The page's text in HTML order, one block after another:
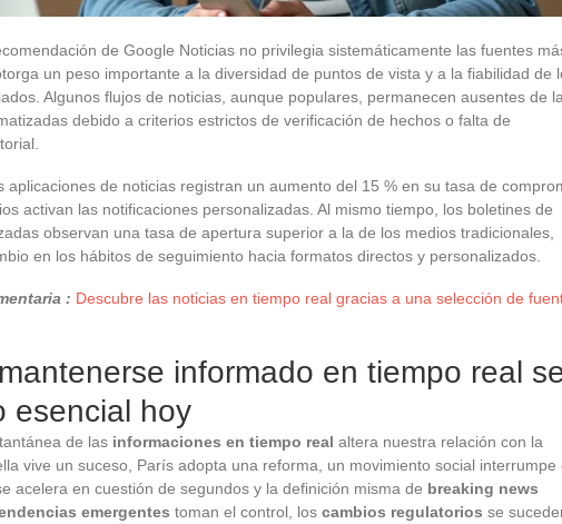
de Google Noticias no privilegia sistemáticamente las fuentes
un peso importante a la diversidad de puntos de vista y a la fiabilidad de
Algunos flujos de noticias, aunque populares, permanecen ausentes de
debido a criterios estrictos de verificación de hechos o falta de
aplicaciones de noticias registran un aumento del 15 % en su tasa de
activan las notificaciones personalizadas. Al mismo tiempo, los boletines de
observan una tasa de apertura superior a la de los medios tradicionales,
en los hábitos de seguimiento hacia formatos directos y personalizados.
: Descubre las noticias en tiempo real gracias a una selección de
informado en tiempo real
esencial hoy
de las informaciones en tiempo real altera nuestra relación con la
vive un suceso, París adopta una reforma, un movimiento social interrumpe
acelera en cuestión de segundos y la definición misma de breaking news
emergentes toman el control, los cambios regulatorios se